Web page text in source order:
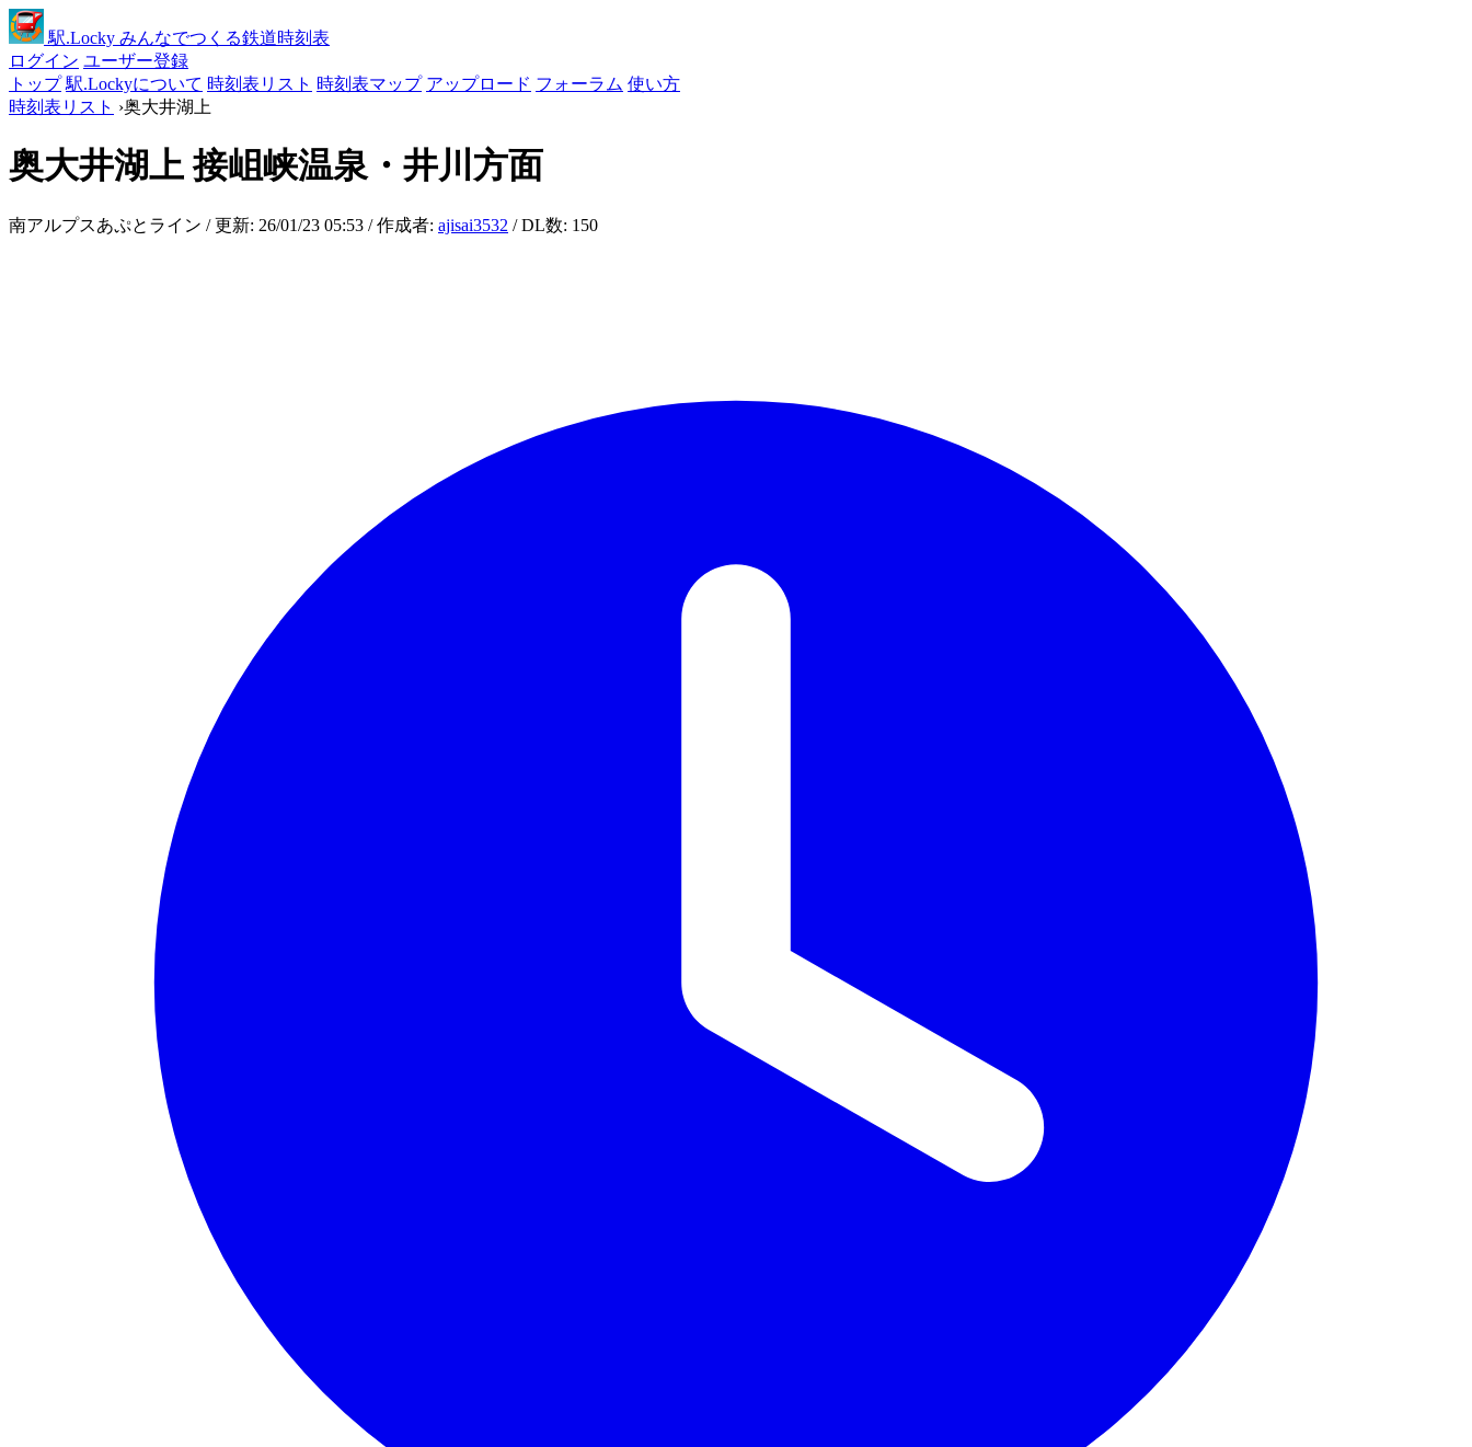
駅.Locky みんなでつくる鉄道時刻表
ログイン ユーザー登録
トップ 駅.Lockyについて 時刻表リスト 時刻表マップ アップロード フォーラム 使い方
時刻表リスト ›奥大井湖上
奥大井湖上接岨峡温泉・井川方面
南アルプスあぷとライン / 更新: 26/01/23 05:53 / 作成者: ajisai3532 / DL数: 150